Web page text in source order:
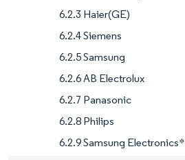
6.2.3 Haier(GE)
6.2.4 Siemens
6.2.5 Samsung
6.2.6 AB Electrolux
6.2.7 Panasonic
6.2.8 Philips
6.2.9 Samsung Electronics*